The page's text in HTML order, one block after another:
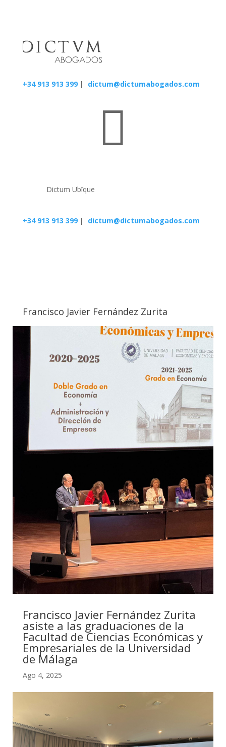
+34 913 913 399| dictum@dictumabogados.com

Dictum Ubīque
+34 913 913 399| dictum@dictumabogados.com
Francisco Javier Fernández Zurita
Francisco Javier Fernández Zurita
asiste a las graduaciones de la
Facultad de Ciencias Económicas y
Empresariales de la Universidad
de Málaga
Ago 4, 2025